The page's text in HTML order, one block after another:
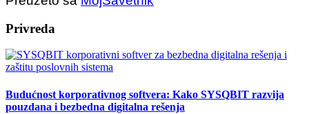
Privreda
Budućnost korporativnog softvera: Kako SYSQBIT razvija
pouzdana i bezbedna digitalna rešenja